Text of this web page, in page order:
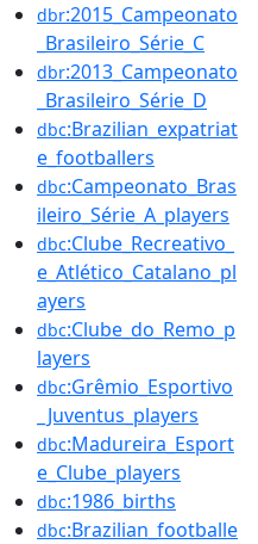
dbr:2015_Campeonato
_Brasileiro_Série_C
dbr:2013_Campeonato
_Brasileiro_Série_D
dbc:Brazilian_expatriat
e_footballers
dbc:Campeonato_Bras
ileiro_Série_A_players
dbc:Clube_Recreativo_
e_Atlético_Catalano_pl
ayers
dbc:Clube_do_Remo_p
layers
dbc:Grêmio_Esportivo
_Juventus_players
dbc:Madureira_Esport
e_Clube_players
dbc:1986_births
dbc:Brazilian_footballe